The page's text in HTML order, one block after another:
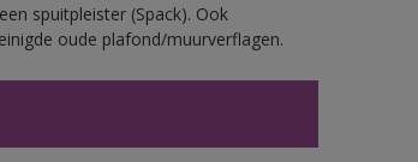
spuitpleister (Spack). Ook
oude plafond/muurverflagen.